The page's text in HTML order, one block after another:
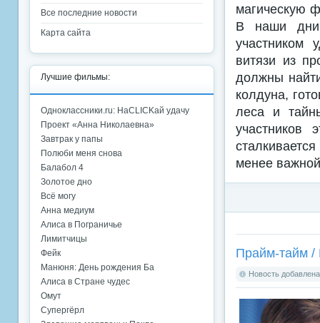
магическую
В наши дни
участником
витязи из
должны
колдуна,
леса и
участников
менее
Прайм-тайм /
Новость
Все последние новости
Карта сайта
Лучшие фильмы:
Одноклассники.ru: НаCLICKай удачу
Проект «Анна Николаевна»
Завтрак у папы
Полюби меня снова
Балабол 4
Золотое дно
Всё могу
Анна медиум
Алиса в Пограничье
Лимитчицы
Фейк
Манюня: День рождения Ба
Алиса в Стране чудес
Омут
Супергёрл